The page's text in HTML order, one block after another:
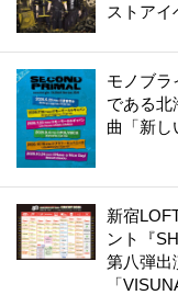
ストアイ
モノブラ
である北
曲「新し
新宿
ント『
第八弾出
「